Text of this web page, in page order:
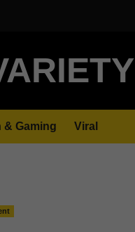
& Gaming Viral